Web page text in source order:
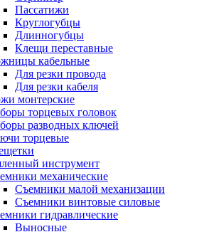
Пассатижи
Круглогубцы
Длинногубцы
Клещи переставные
кабельные
Для резки провода
Для резки кабеля
монтерские
торцевых головок
разводных ключей
торцевые
инструмент
механические
Съемники малой механизации
Съемники винтовые силовые
гидравлические
Выносные